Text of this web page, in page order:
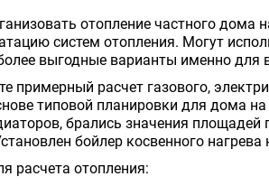
отопление частного
систем отопления. Могут
выгодные варианты именно
примерный расчет газового,
типовой планировки для дома
брались значения
бойлер косвенного
расчета отопления: